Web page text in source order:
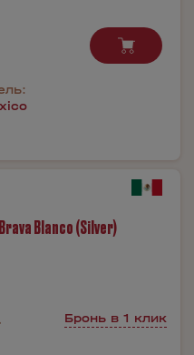
Blanco (Silver)
Бронь в 1 клик